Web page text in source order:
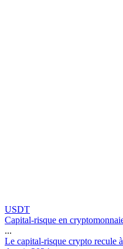
USDT
Capital-risque en
...
Le capital-risque crypto recule à